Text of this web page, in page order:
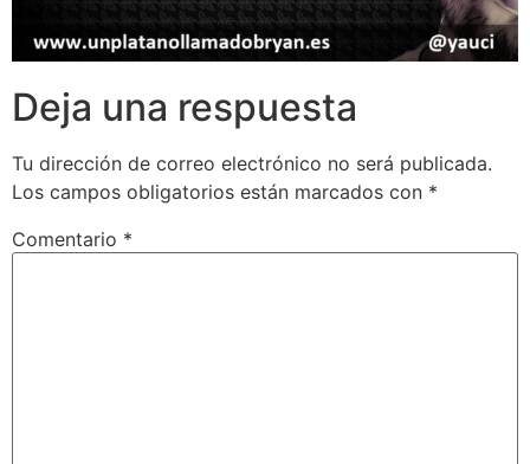
Deja una respuesta
Tu dirección de correo electrónico no será publicada.
Los campos obligatorios están marcados con *
Comentario *